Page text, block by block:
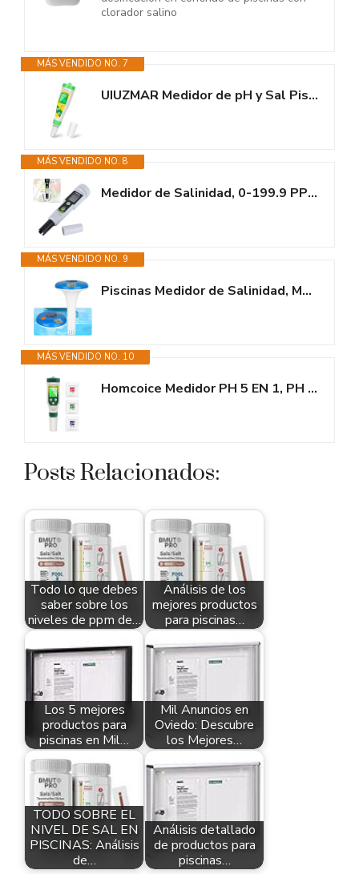
clorador salino
MÁS VENDIDO NO. 7
UIUZMAR Medidor de pH y Sal Piscina Salina, Test de Salinidad para...
MÁS VENDIDO NO. 8
Medidor de Salinidad, 0-199.9 PPT Medidor Digital de Salinidad con...
MÁS VENDIDO NO. 9
Piscinas Medidor de Salinidad, Medidor de Sal Digital Flotante con...
MÁS VENDIDO NO. 10
Homcoice Medidor PH 5 EN 1, PH EC TDS Salinidad Temperatura Meter con...
Posts Relacionados:
Todo lo que debes
saber sobre los
niveles de ppm de…
Análisis de los
mejores productos
para piscinas…
Los 5 mejores
productos para
piscinas en Mil…
Mil Anuncios en
Oviedo: Descubre
los Mejores…
TODO SOBRE EL
NIVEL DE SAL EN
PISCINAS: Análisis
de…
Análisis detallado
de productos para
piscinas…